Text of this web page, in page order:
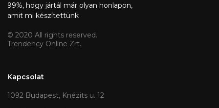
99%, hogy jártál már olyan honlapon,
amit mi készítettünk
© 2020 All rights reserved.
Trendency Online Zrt.
Kapcsolat
1092 Budapest, Knézits u. 12